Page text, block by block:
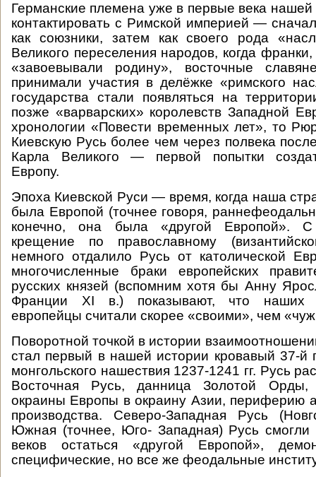
Германские племена уже в первые века нашей
контактировать с Римской империей —
как союзники, затем как своего рода
Великого переселения народов, когда
«завоевывали родину», восточные
принимали участия в делёжке «римского
государства стали появляться на
позже «варварских» королевств Западной
хронологии «Повести временных лет», то
Киевскую Русь более чем через полвека
Карла Великого — первой попытки
Европу.
Эпоха Киевской Руси — время, когда наша
была Европой (точнее говоря,
конечно, она была «другой Европой».
крещение по православному
немного отдалило Русь от католической
многочисленные браки европейских
русских князей (вспомним хотя бы Анну
Франции XI в.) показывают, что наших
европейцы считали скорее «своими», чем
Поворотной точкой в истории
стал первый в нашей истории кровавый 37-й
монгольского нашествия 1237-1241 гг. Русь
Восточная Русь, данница Золотой Орды,
окраины Европы в окраину Азии, периферию
производства. Северо-Западная Русь
Южная (точнее, Юго- Западная) Русь смогли
веков остаться «другой Европой»,
специфические, но все же феодальные